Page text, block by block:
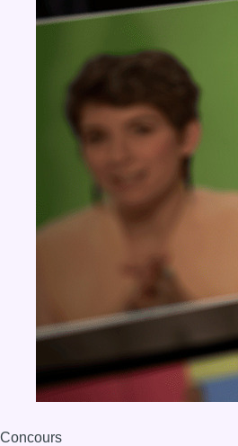
Concours